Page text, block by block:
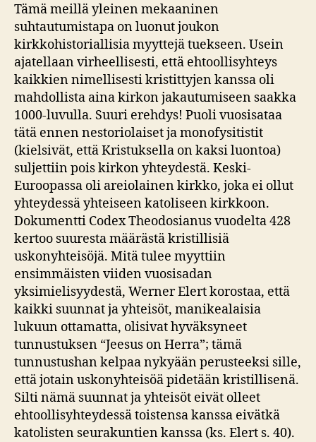
Tämä meillä yleinen mekaaninen
suhtautumistapa on luonut joukon
kirkkohistoriallisia myyttejä tuekseen. Usein
ajatellaan virheellisesti, että ehtoollisyhteys
kaikkien nimellisesti kristittyjen kanssa oli
mahdollista aina kirkon jakautumiseen saakka
1000-luvulla. Suuri erehdys! Puoli vuosisataa
tätä ennen nestoriolaiset ja monofysitistit
(kielsivät, että Kristuksella on kaksi luontoa)
suljettiin pois kirkon yhteydestä. Keski-
Euroopassa oli areiolainen kirkko, joka ei ollut
yhteydessä yhteiseen katoliseen kirkkoon.
Dokumentti Codex Theodosianus vuodelta 428
kertoo suuresta määrästä kristillisiä
uskonyhteisöjä. Mitä tulee myyttiin
ensimmäisten viiden vuosisadan
yksimielisyydestä, Werner Elert korostaa, että
kaikki suunnat ja yhteisöt, manikealaisia
lukuun ottamatta, olisivat hyväksyneet
tunnustuksen “Jeesus on Herra”; tämä
tunnustushan kelpaa nykyään perusteeksi sille,
että jotain uskonyhteisöä pidetään kristillisenä.
Silti nämä suunnat ja yhteisöt eivät olleet
ehtoollisyhteydessä toistensa kanssa eivätkä
katolisten seurakuntien kanssa (ks. Elert s. 40).